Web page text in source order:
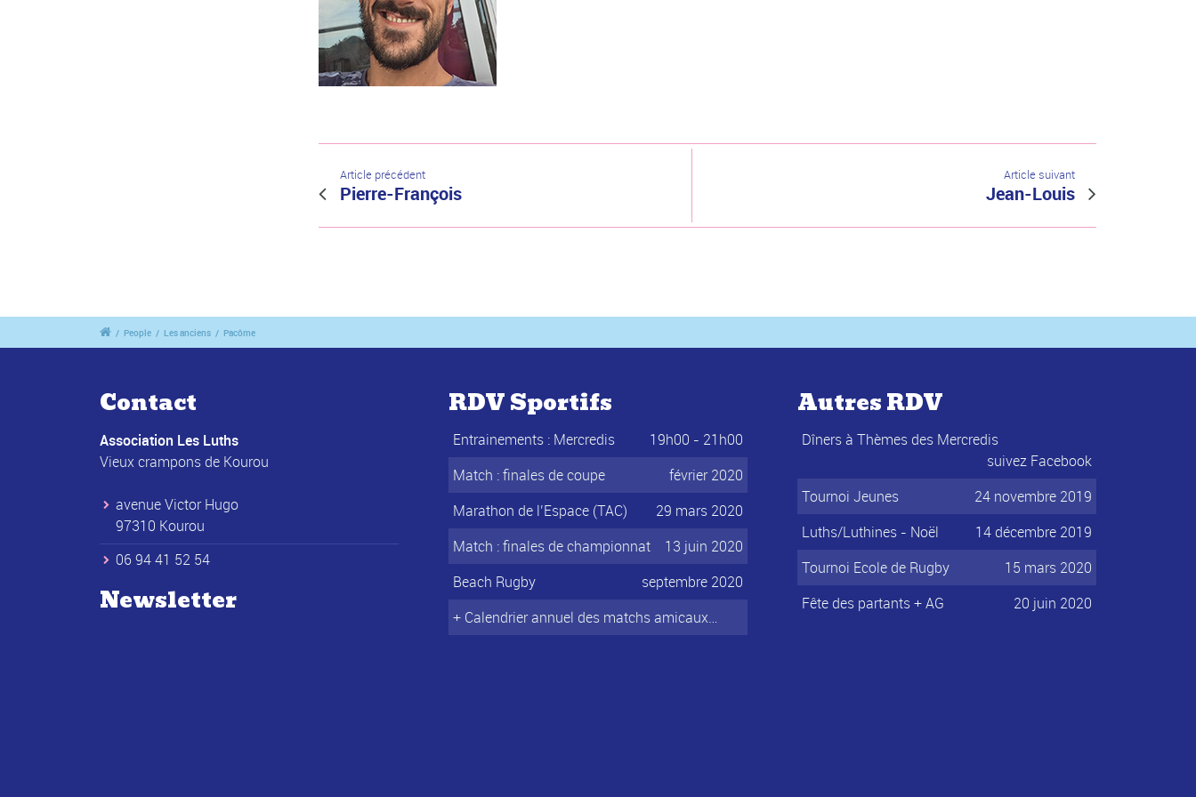
Article précédent
Pierre-François
Article suivant
Jean-Louis
/ People / Les anciens / Pacôme
Contact
Association Les Luths
Vieux crampons de Kourou
avenue Victor Hugo
97310 Kourou
06 94 41 52 54
Newsletter
RDV Sportifs
Entrainements : Mercredis
19h00 - 21h00
Match : finales de coupe
février 2020
Marathon de l’Espace (TAC)
29 mars 2020
Match : finales de championnat
13 juin 2020
Beach Rugby
septembre 2020
+ Calendrier annuel des matchs amicaux…
Autres RDV
Dîners à Thèmes des Mercredis
suivez Facebook
Tournoi Jeunes
24 novembre 2019
Luths/Luthines - Noël
14 décembre 2019
Tournoi Ecole de Rugby
15 mars 2020
Fête des partants + AG
20 juin 2020